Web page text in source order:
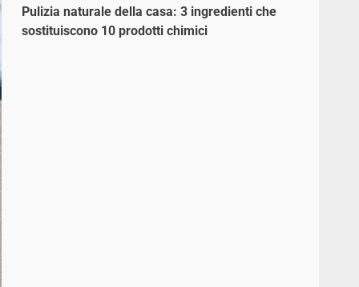
Pulizia naturale della casa: 3 ingredienti che
sostituiscono 10 prodotti chimici